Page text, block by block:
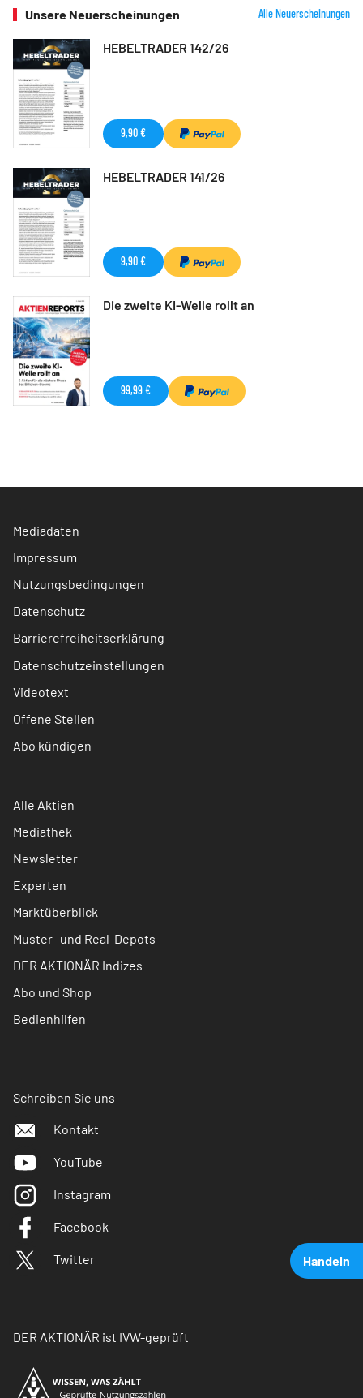
Handeln
Unsere Neuerscheinungen Alle Neuerscheinungen
HEBELTRADER 142/26
9,90 €
HEBELTRADER 141/26
9,90 €
Die zweite KI-Welle rollt an
99,99 €
Mediadaten
Impressum
Nutzungsbedingungen
Datenschutz
Barrierefreiheitserklärung
Datenschutzeinstellungen
Videotext
Offene Stellen
Abo kündigen
Alle Aktien
Mediathek
Newsletter
Experten
Marktüberblick
Muster- und Real-Depots
DER AKTIONÄR Indizes
Abo und Shop
Bedienhilfen
Schreiben Sie uns
Kontakt
YouTube
Instagram
Facebook
Twitter
DER AKTIONÄR ist IVW-geprüft